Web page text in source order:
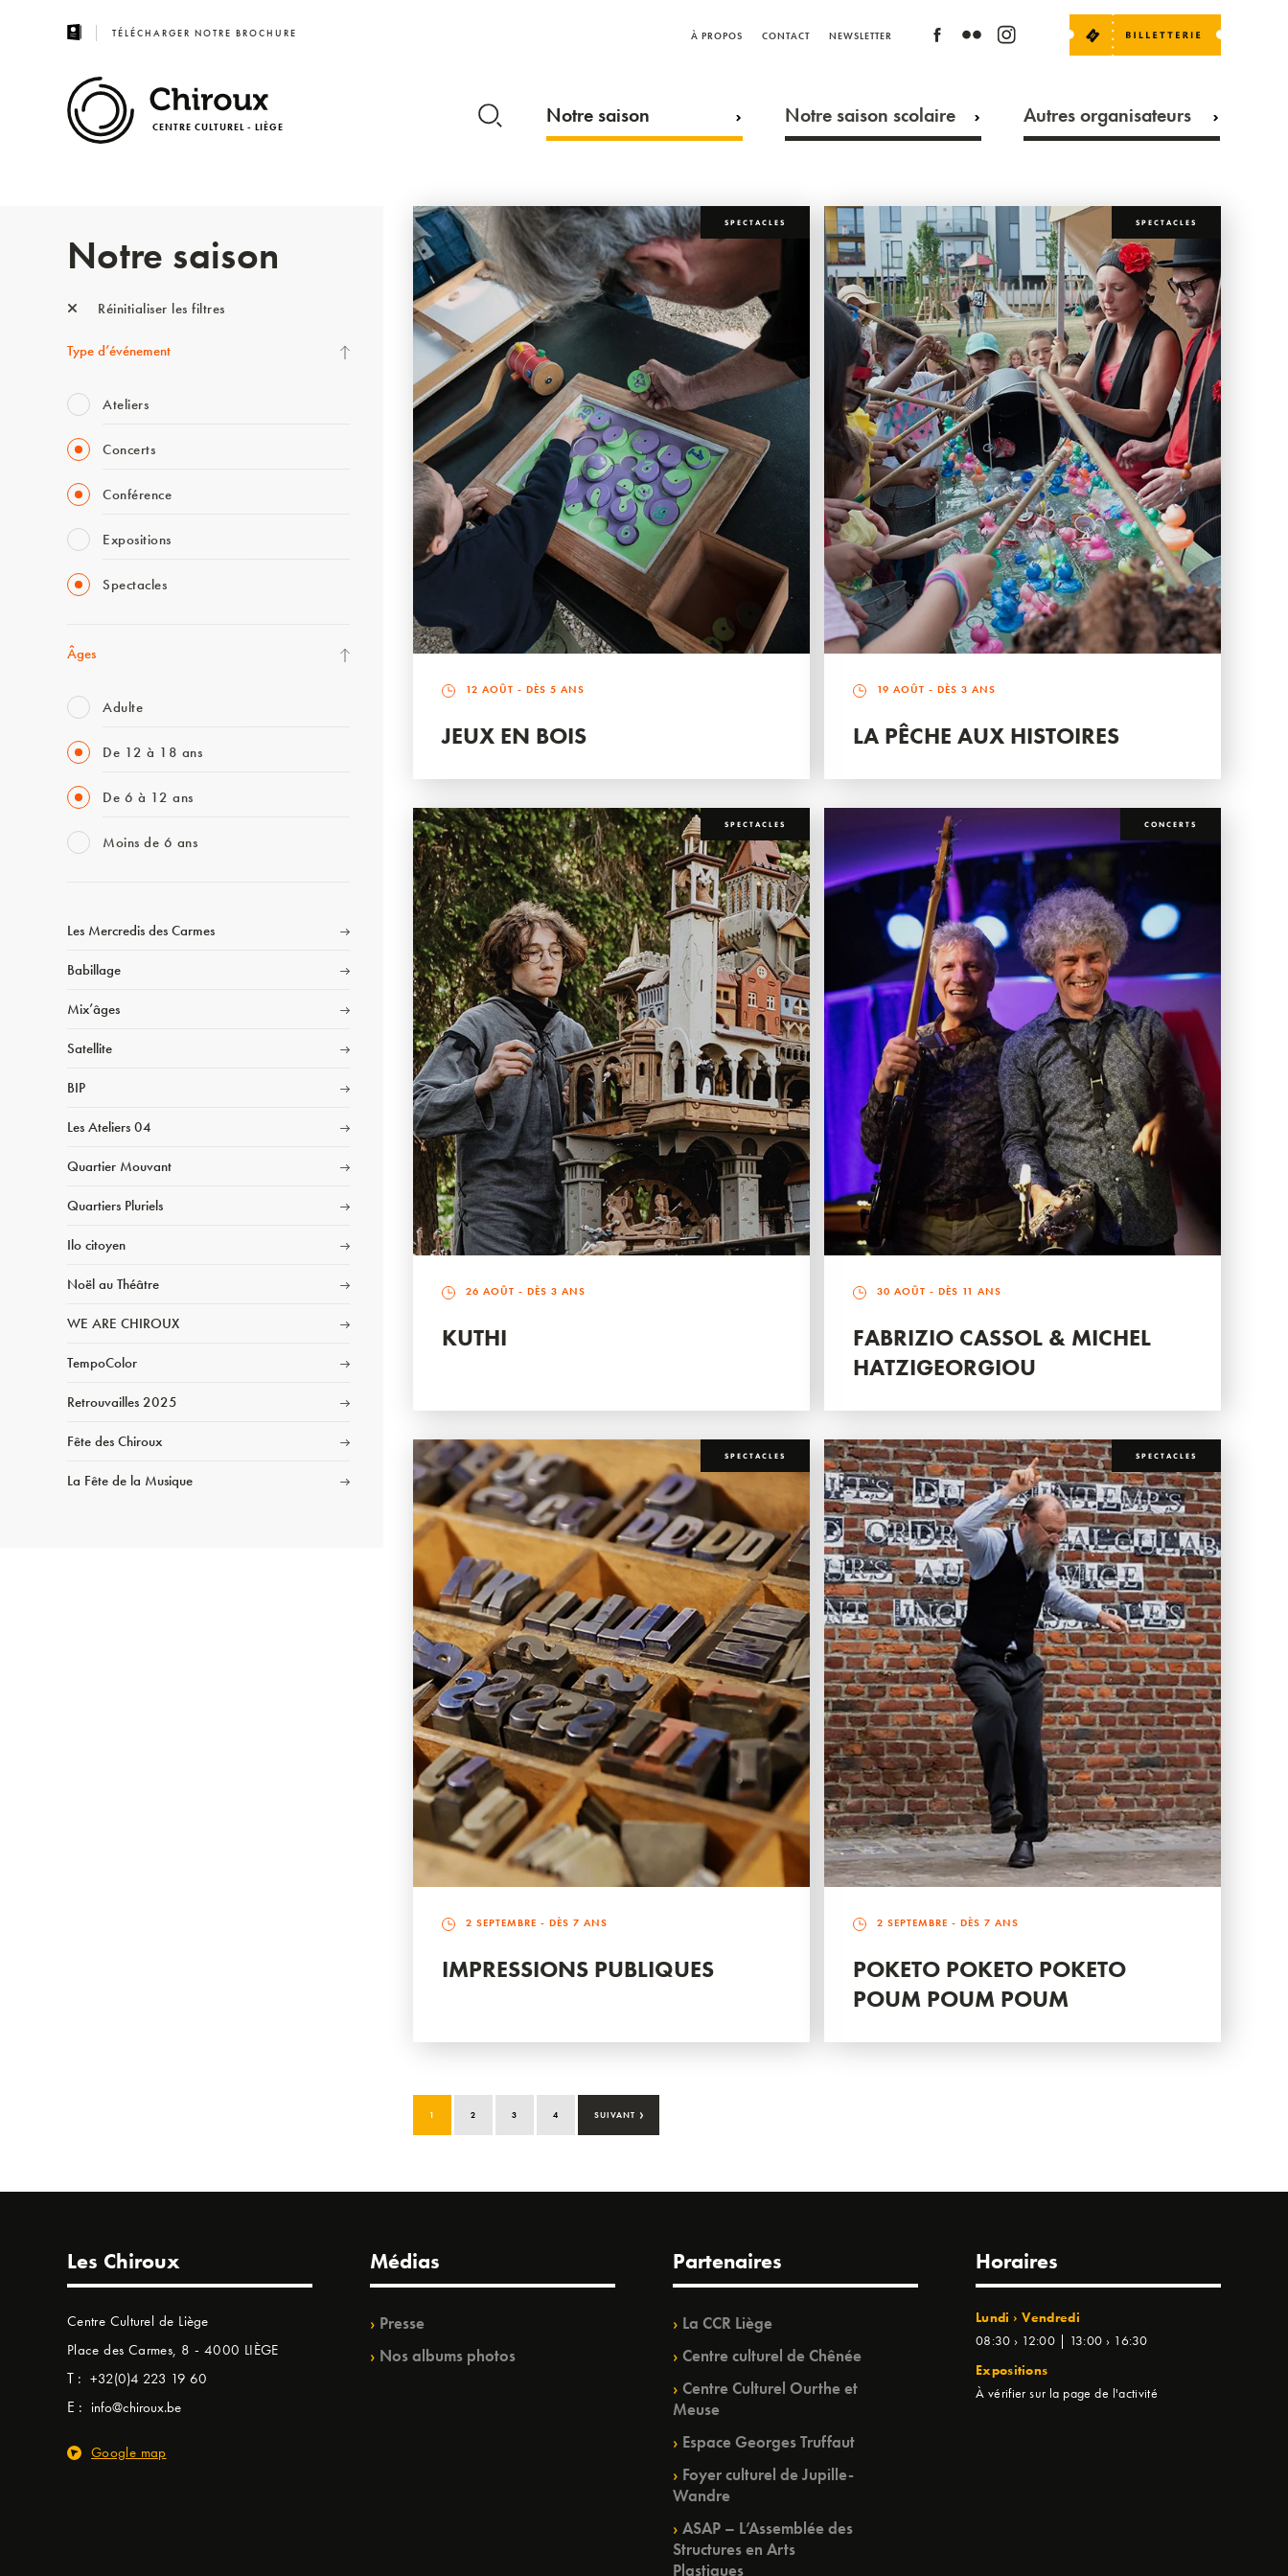
TÉLÉCHARGER NOTRE BROCHURE À PROPOS CONTACT NEWSLETTER
CENTRE CULTUREL - LIÈGE Notre saison Notre saison scolaire Autres organisateurs
Notre saison
Réinitialiser les filtres
Type d’événement
Ateliers
Concerts
Conférence
Expositions
Spectacles
Âges
Adulte
De 12 à 18 ans
De 6 à 12 ans
Moins de 6 ans
Les Mercredis des Carmes
Babillage
Mix’âges
Satellite
BIP
Les Ateliers 04
Quartier Mouvant
Quartiers Pluriels
Ilo citoyen
Noël au Théâtre
WE ARE CHIROUX
TempoColor
Retrouvailles 2025
Fête des Chiroux
La Fête de la Musique
SPECTACLES
12 AOÛT - DÈS 5 ANS
JEUX EN BOIS
SPECTACLES
19 AOÛT - DÈS 3 ANS
LA PÊCHE AUX HISTOIRES
SPECTACLES
26 AOÛT - DÈS 3 ANS
KUTHI
CONCERTS
30 AOÛT - DÈS 11 ANS
FABRIZIO CASSOL & MICHEL
HATZIGEORGIOU
SPECTACLES
2 SEPTEMBRE - DÈS 7 ANS
IMPRESSIONS PUBLIQUES
SPECTACLES
2 SEPTEMBRE - DÈS 7 ANS
POKETO POKETO POKETO
POUM POUM POUM
1 2 3 4 SUIVANT ›
Les Chiroux
Centre Culturel de Liège
Place des Carmes, 8 - 4000 LIÈGE
T : +32(0)4 223 19 60
E : info@chiroux.be
Google map
Médias
Presse
Nos albums photos
Partenaires
La CCR Liège
Centre culturel de Chênée
Centre Culturel Ourthe et
Meuse
Espace Georges Truffaut
Foyer culturel de Jupille-
Wandre
ASAP – L’Assemblée des
Structures en Arts
Plastiques
Horaires
Lundi › Vendredi
08:30 › 12:00 | 13:00 › 16:30
Expositions
À vérifier sur la page de l'activité